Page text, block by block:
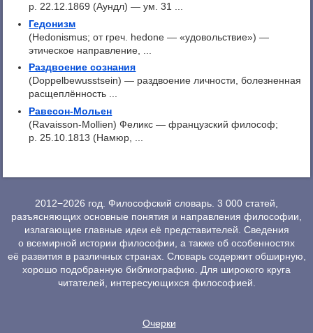
р. 22.12.1869 (Аундл) — ум. 31 ...
Гедонизм
(Hedonismus; от греч. hedone — «удовольствие») —
этическое направление, ...
Раздвоение сознания
(Doppelbewusstsein) — раздвоение личности, болезненная
расщеплённость ...
Равесон-Мольен
(Ravaisson-Mollien) Феликс — французский философ;
p. 25.10.1813 (Намюр, ...
2012−2026 год. Философский словарь. 3 000 статей,
разъясняющих основные понятия и направления философии,
излагающие главные идеи её представителей. Сведения
о всемирной истории философии, а также об особенностях
её развития в различных странах. Словарь содержит обширную,
хорошо подобранную библиографию. Для широкого круга
читателей, интересующихся философией.
Очерки